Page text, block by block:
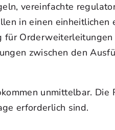
vereinfachte
in einen einheitlichen
zwischen den
unmittelbar.
erforderlich sind.